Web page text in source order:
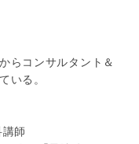
らコンサルタント＆
いる。
師